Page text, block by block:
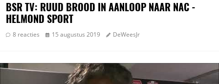
BSR TV: RUUD BROOD IN AANLOOP NAAR NAC -
HELMOND SPORT
8 reacties 15 augustus 2019 DeWeesJr